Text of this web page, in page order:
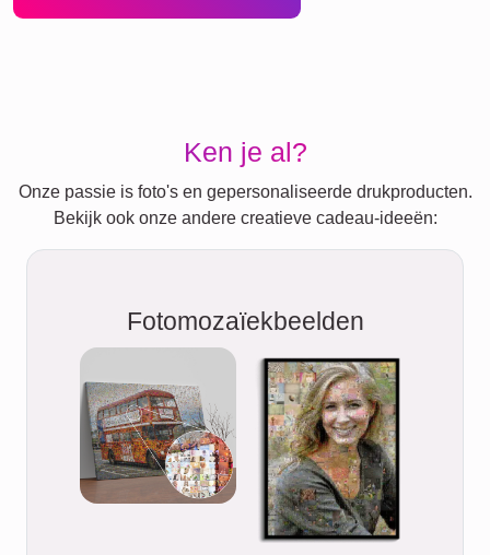
Ken je al?
Onze passie is foto's en gepersonaliseerde drukproducten.
Bekijk ook onze andere creatieve cadeau-ideeën:
Fotomozaïekbeelden